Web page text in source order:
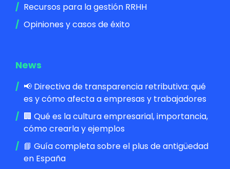
Recursos para la gestión RRHH
Opiniones y casos de éxito
News
📢 Directiva de transparencia retributiva: qué
es y cómo afecta a empresas y trabajadores
🏢 Qué es la cultura empresarial, importancia,
cómo crearla y ejemplos
📘 Guía completa sobre el plus de antigüedad
en España